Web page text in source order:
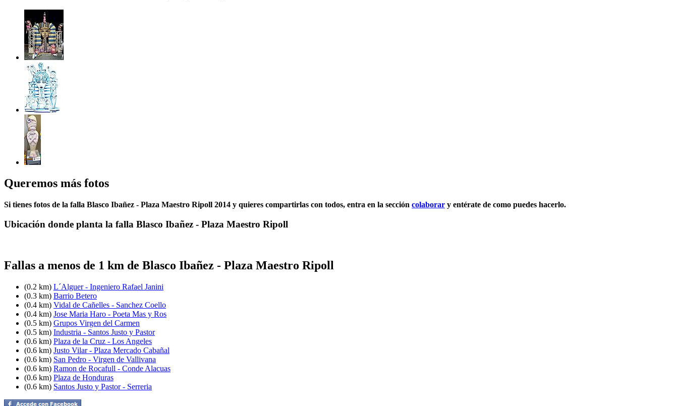
Queremos más fotos
Si tienes fotos de la falla Blasco Ibañez - Plaza Maestro Ripoll 2014 y quieres compartirlas con todos, entra en la sección colaborar y entérate de como puedes hacerlo.
Ubicación donde planta la falla Blasco Ibañez - Plaza Maestro Ripoll
Fallas a menos de 1 km de Blasco Ibañez - Plaza Maestro Ripoll
(0.2 km) L´Alguer - Ingeniero Rafael Janini
(0.3 km) Barrio Betero
(0.4 km) Vidal de Cañelles - Sanchez Coello
(0.4 km) Jose Maria Haro - Poeta Mas y Ros
(0.5 km) Grupos Virgen del Carmen
(0.5 km) Industria - Santos Justo y Pastor
(0.6 km) Plaza de la Cruz - Los Angeles
(0.6 km) Justo Vilar - Plaza Mercado Cabañal
(0.6 km) San Pedro - Virgen de Vallivana
(0.6 km) Ramon de Rocafull - Conde Alacuas
(0.6 km) Plaza de Honduras
(0.6 km) Santos Justo y Pastor - Serreria